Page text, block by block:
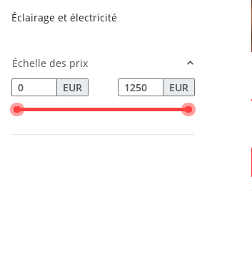
Éclairage et électricité
Échelle des prix
EUR
EUR